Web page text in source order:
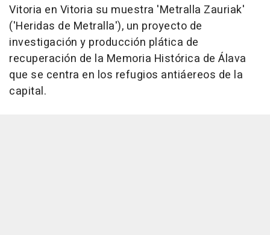
Vitoria en Vitoria su muestra 'Metralla Zauriak'
('Heridas de Metralla'), un proyecto de
investigación y producción plática de
recuperación de la Memoria Histórica de Álava
que se centra en los refugios antiáereos de la
capital.